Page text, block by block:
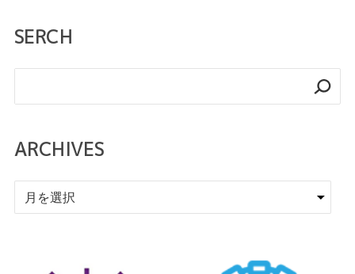
SERCH
ARCHIVES
ー